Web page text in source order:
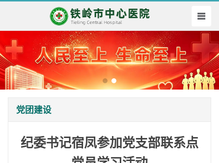
党团建设
纪委书记宿凤参加党支部联系点